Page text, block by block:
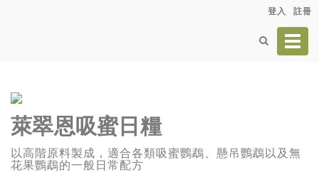
登入 註冊
萊翠恩吸蜜日糧
以高階原料製成，適合各類吸蜜鸚鵡、懸吊鸚鵡以及無
花果鸚鵡的一般日常配方